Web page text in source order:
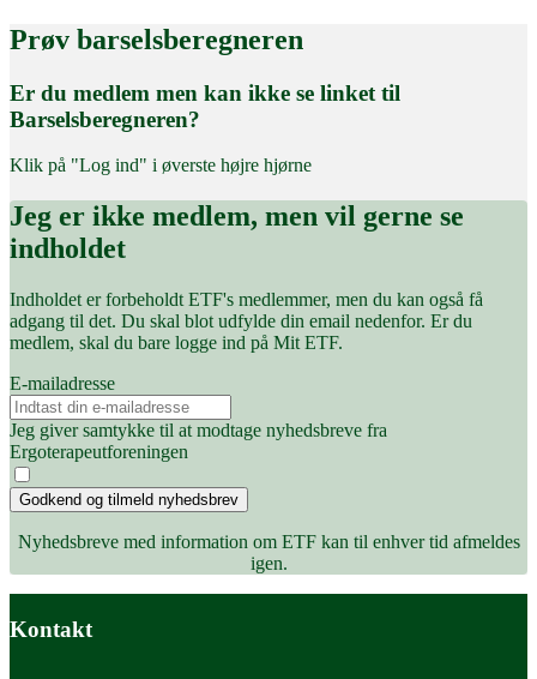
Prøv barselsberegneren
Er du medlem men kan ikke se linket til
Barselsberegneren?
Klik på "Log ind" i øverste højre hjørne
Jeg er ikke medlem, men vil gerne se
indholdet
Indholdet er forbeholdt ETF's medlemmer, men du kan også få
adgang til det. Du skal blot udfylde din email nedenfor. Er du
medlem, skal du bare logge ind på Mit ETF.
E-mailadresse
Jeg giver samtykke til at modtage nyhedsbreve fra
Ergoterapeutforeningen
Godkend og tilmeld nyhedsbrev
Nyhedsbreve med information om ETF kan til enhver tid afmeldes
igen.
Kontakt